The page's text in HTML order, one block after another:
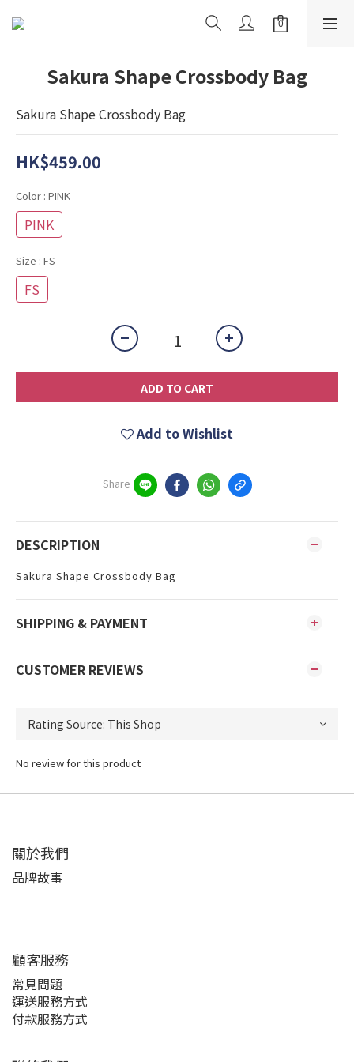
Sakura Shape Crossbody Bag
Sakura Shape Crossbody Bag
HK$459.00
Color : PINK
PINK
Size : FS
FS
ADD TO CART
Add to Wishlist
Share
DESCRIPTION
Sakura Shape Crossbody Bag
SHIPPING & PAYMENT
CUSTOMER REVIEWS
No review for this product
關於我們
品牌故事
顧客服務
常見問題
運送服務方式
付款服務方式